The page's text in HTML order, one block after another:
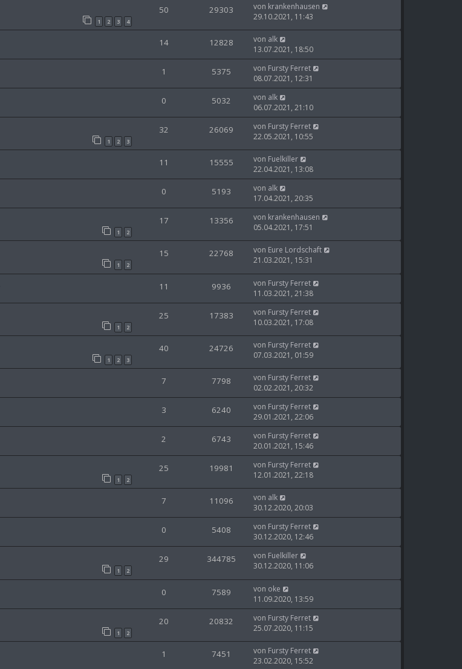
1 2 3 4
50 29303 von krankenhausen
29.10.2021, 11:43
14 12828 von alk
13.07.2021, 18:50
1 5375 von Fursty Ferret
08.07.2021, 12:31
0 5032 von alk
06.07.2021, 21:10
1 2 3
32 26069 von Fursty Ferret
22.05.2021, 10:55
11 15555 von Fuelkiller
22.04.2021, 13:08
0 5193 von alk
17.04.2021, 20:35
1 2
17 13356 von krankenhausen
05.04.2021, 17:51
1 2
15 22768 von Eure Lordschaft
21.03.2021, 15:31
11 9936 von Fursty Ferret
11.03.2021, 21:38
1 2
25 17383 von Fursty Ferret
10.03.2021, 17:08
1 2 3
40 24726 von Fursty Ferret
07.03.2021, 01:59
7 7798 von Fursty Ferret
02.02.2021, 20:32
3 6240 von Fursty Ferret
29.01.2021, 22:06
2 6743 von Fursty Ferret
20.01.2021, 15:46
1 2
25 19981 von Fursty Ferret
12.01.2021, 22:18
7 11096 von alk
30.12.2020, 20:03
0 5408 von Fursty Ferret
30.12.2020, 12:46
1 2
29 344785 von Fuelkiller
30.12.2020, 11:06
0 7589 von oke
11.09.2020, 13:59
1 2
20 20832 von Fursty Ferret
25.07.2020, 11:15
1 7451 von Fursty Ferret
23.02.2020, 15:52